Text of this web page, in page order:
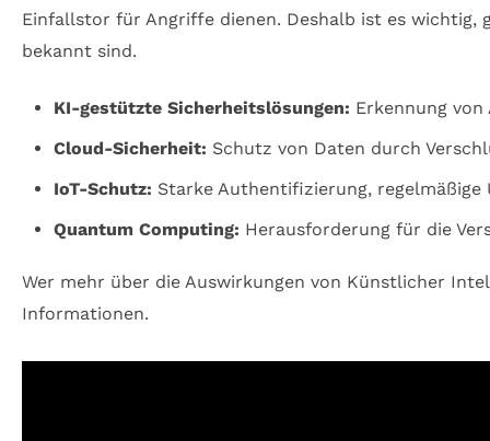
Einfallstor für Angriffe dienen. Deshalb ist es wichtig,
bekannt sind.
KI-gestützte Sicherheitslösungen: Erkennung
Cloud-Sicherheit: Schutz von Daten durch
IoT-Schutz: Starke Authentifizierung,
Quantum Computing: Herausforderung für die
Wer mehr über die Auswirkungen von Künstlicher
Informationen.